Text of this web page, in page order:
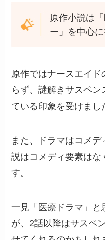
原作小説は
ー」を中心
原作ではナースエイ
らず、謎解きサスペ
ている印象を受けまし
また、ドラマはコメ
説はコメディ要素はな
す。
一見「医療ドラマ」
が、2話以降はサスペ